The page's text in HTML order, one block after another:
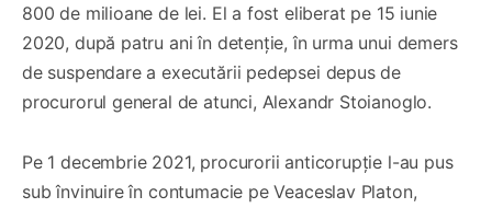
800 de milioane de lei. El a fost eliberat pe 15 iunie
2020, după patru ani în detenție, în urma unui demers
de suspendare a executării pedepsei depus de
procurorul general de atunci, Alexandr Stoianoglo.
Pe 1 decembrie 2021, procurorii anticorupție l-au pus
sub învinuire în contumacie pe Veaceslav Platon,